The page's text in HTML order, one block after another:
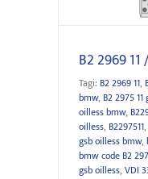
B2 2969 11
Tagi: B2 2969 11,
bmw, B2 2975
oilless bmw,
oilless, B2297511,
gsb oilless bmw,
bmw code B2
gsb oilless, VDI